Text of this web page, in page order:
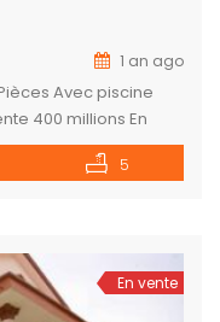
1 an ago
Avec piscine
400 millions En
via Whassap :
de la lagune
5
En vente